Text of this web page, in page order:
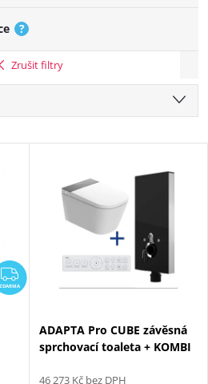
?
Zrušit filtry
ZDARMA
ZDARMA
ADAPTA Pro CUBE závěsná
sprchovací toaleta + KOMBI
viditelný WC modul
46 273 Kč bez DPH